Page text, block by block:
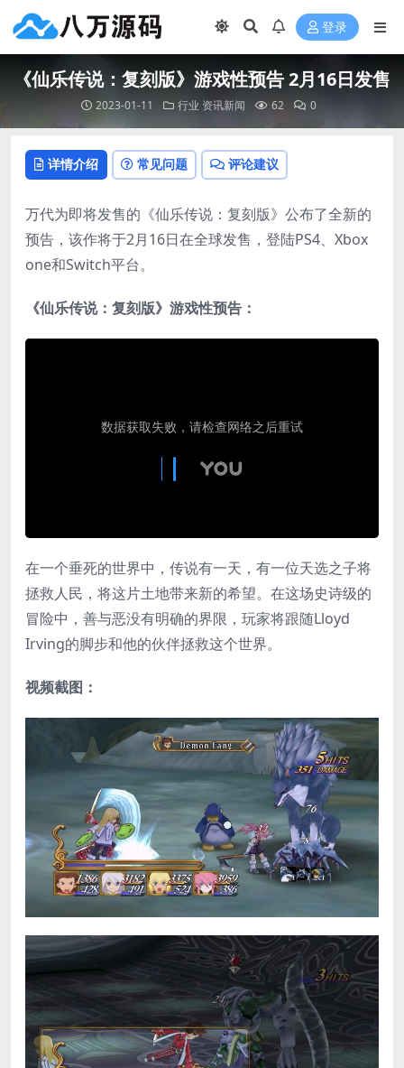
登录
《仙乐传说：复刻版》游戏性预告 2月16日发售
2023-01-11 行业 资讯新闻 62 0
详情介绍 常见问题 评论建议
万代为即将发售的《仙乐传说：复刻版》公布了全新的
预告，该作将于2月16日在全球发售，登陆PS4、Xbox
one和Switch平台。
《仙乐传说：复刻版》游戏性预告：
在一个垂死的世界中，传说有一天，有一位天选之子将
拯救人民，将这片土地带来新的希望。在这场史诗级的
冒险中，善与恶没有明确的界限，玩家将跟随Lloyd
Irving的脚步和他的伙伴拯救这个世界。
视频截图：